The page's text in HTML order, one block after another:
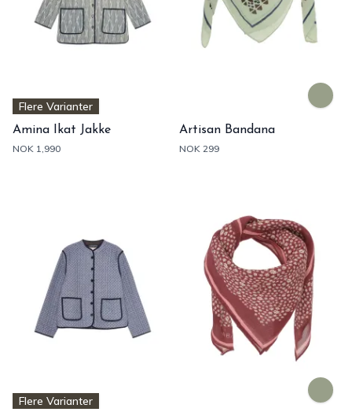
Flere Varianter
Amina Ikat Jakke
NOK 1,990
Artisan Bandana
NOK 299
Flere Varianter